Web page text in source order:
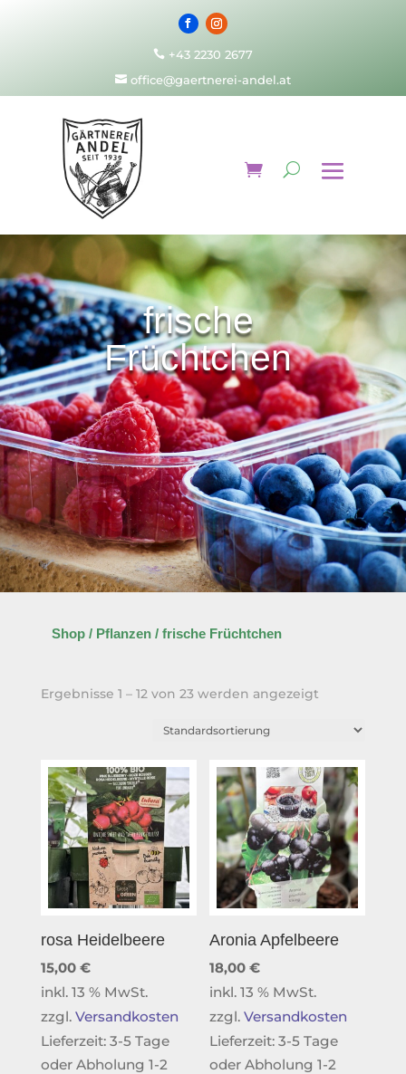
 +43 2230 2677
office@gaertnerei-andel.at
frische
Früchtchen
Shop/ Pflanzen/ frische Früchtchen
Ergebnisse 1 – 12 von 23 werden angezeigt
rosa Heidelbeere
15,00 €
inkl. 13 % MwSt.
zzgl. Versandkosten
Lieferzeit: 3-5 Tage
oder Abholung 1-2
Aronia Apfelbeere
18,00€
inkl. 13 % MwSt.
zzgl.Versandkosten
Lieferzeit:3-5 Tage
oder Abholung 1-2